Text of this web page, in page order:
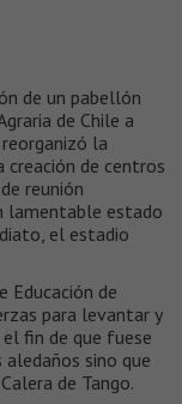
de un pabellón
de Chile a
la
creación de centros
reunión
lamentable estado
el estadio
Educación de
para levantar y
fin de que fuese
sino que
de Tango.